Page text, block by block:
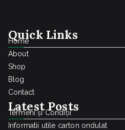
Quick Links
Home
About
Shop
Blog
Contact
Latest Posts
Termeni și Condiții
Informatii utile carton ondulat